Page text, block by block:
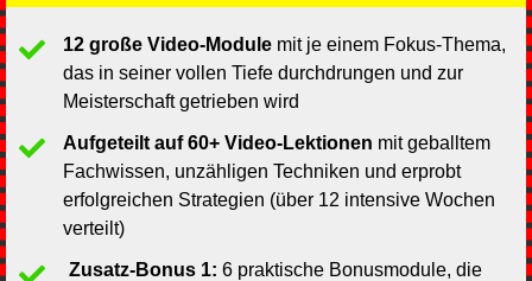
12 große Video-Module mit je einem Fokus-Thema,
das in seiner vollen Tiefe durchdrungen und zur
Meisterschaft getrieben wird
Aufgeteilt auf60+ Video-Lektionen mit geballtem
Fachwissen, unzähligen Techniken und erprobt
erfolgreichen Strategien (über 12 intensive Wochen
verteilt)
Zusatz-Bonus 1: 6 praktische Bonusmodule, die